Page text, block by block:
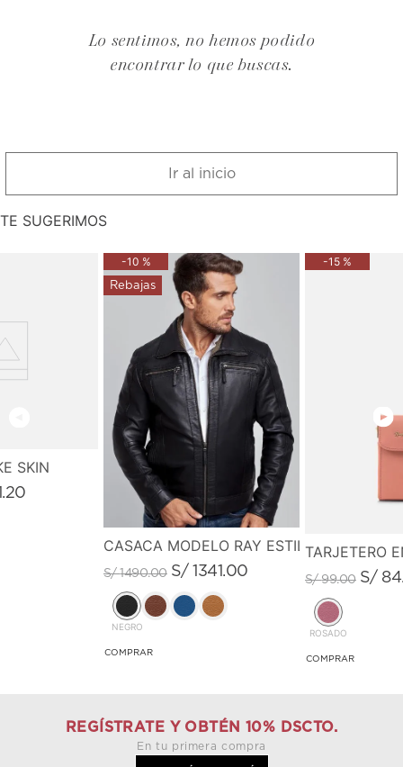
Lo sentimos, no hemos podido
encontrar lo que buscas.
Ir al inicio
TE SUGERIMOS
SKIN
.20
-10 %
CASACA MODELO RAY ESTILO VINTAGE
S/ 1490.00 S/ 1341.00
NEGRO
-15 %
TARJETERO
S/ 99.00 S/ 84.
ROSADO
REGÍSTRATE Y OBTÉN 10% DSCTO.
En tu primera compra